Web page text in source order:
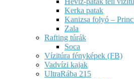
Kerka patak
Kanizsa folyó –
Zala
Rafting túrák
Soca
Vízitúra fényképek (FB)
Vadvízi kajak
UltraRába 215